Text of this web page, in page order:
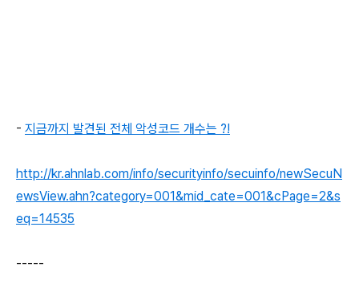
- 지금까지 발견된 전체 악성코드 개수는 ?!
http://kr.ahnlab.com/info/securityinfo/secuinfo/newSecuN
ewsView.ahn?category=001&mid_cate=001&cPage=2&s
eq=14535
-----